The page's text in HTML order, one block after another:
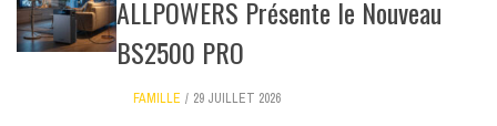
ALLPOWERS Présente le Nouveau
BS2500 PRO
FAMILLE 29 JUILLET 2026